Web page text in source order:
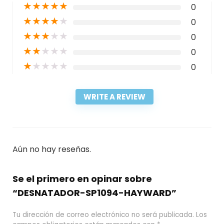
★★★★★ 0
★★★★★ 0
★★★★★ 0
★★★★★ 0
★★★★★ 0
WRITE A REVIEW
Aún no hay reseñas.
Se el primero en opinar sobre
“DESNATADOR-SP1094-HAYWARD”
Tu dirección de correo electrónico no será publicada. Los